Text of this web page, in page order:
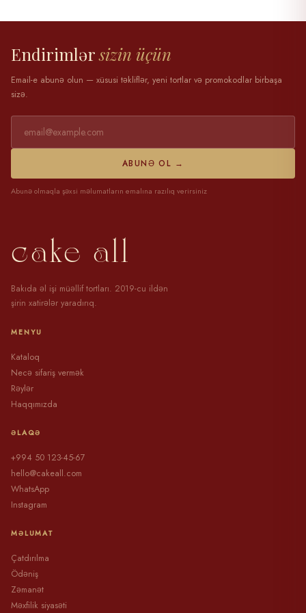
Endirimlərsizin üçün
Email-e abunə olun — xüsusi təkliflər, yeni tortlar və promokodlar birbaşa
sizə.
ABUNƏ OL →
Abunə olmaqla şəxsi məlumatların emalına razılıq verirsiniz
cake all
Bakıda əl işi müəllif tortları. 2019-cu ildən
şirin xatirələr yaradırıq.
MENYU
Kataloq
Necə sifariş vermək
Rəylər
Haqqımızda
ƏLAQƏ
+994 50 123-45-67
hello@cakeall.com
WhatsApp
Instagram
MƏLUMAT
Çatdırılma
Ödəniş
Zəmanət
Məxfilik siyasəti